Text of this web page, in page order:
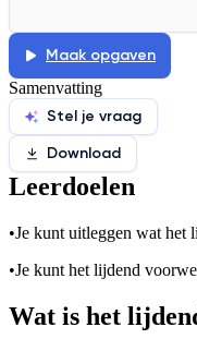
Maak opgaven
Samenvatting
Stel je vraag
Download
Leerdoelen
•Je kunt uitleggen wat het
•Je kunt het lijdend
Wat is het